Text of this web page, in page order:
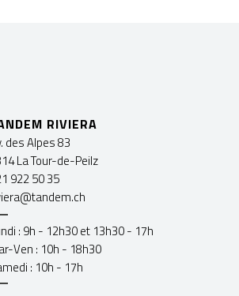
RIVIERA
des Alpes 83
La Tour-de-Peilz
922 50 35
: 9h - 12h30 et 13h30 - 17h
Ven : 10h - 18h30
: 10h - 17h